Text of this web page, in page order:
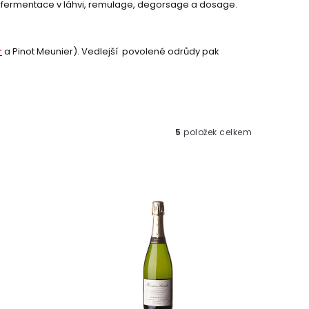
v láhvi, remulage, degorsage a dosage.
a Pinot Meunier). Vedlejší povolené odrůdy pak
5 položek celkem